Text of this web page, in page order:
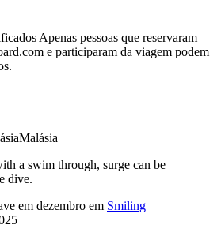
Apenas pessoas que reservaram
e participaram da viagem podem
Malásia
a swim through, surge can be
dive.
em dezembro em Smiling